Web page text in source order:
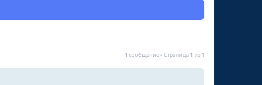
1 сообщение • Страница 1 из 1